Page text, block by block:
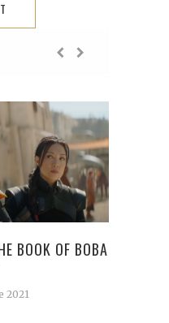
BOOK OF BOBA
2021